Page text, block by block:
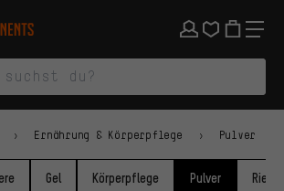
springen
springen
Startseite
Ernährung & Körperpflege Pulver
Gel Körperpflege Pulver Riegel